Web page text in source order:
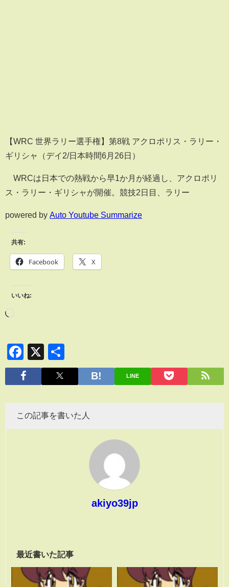
【WRC 世界ラリー選手権】第8戦 アクロポリス・ラリー・
ギリシャ（デイ2/日本時間6月26日）
WRCは日本での熱戦から早1か月が経過し、アクロポリ
ス・ラリー・ギリシャが開催。競技2日目、ラリー
powered by Auto Youtube Summarize
共有:
Facebook X
いいね:
Facebook
X
有
LINE
この記事を書いた人
akiyo39jp
最近書いた記事